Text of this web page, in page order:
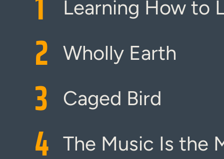
Learning How to
2 Wholly Earth
3 Caged Bird
4 The Music Is the